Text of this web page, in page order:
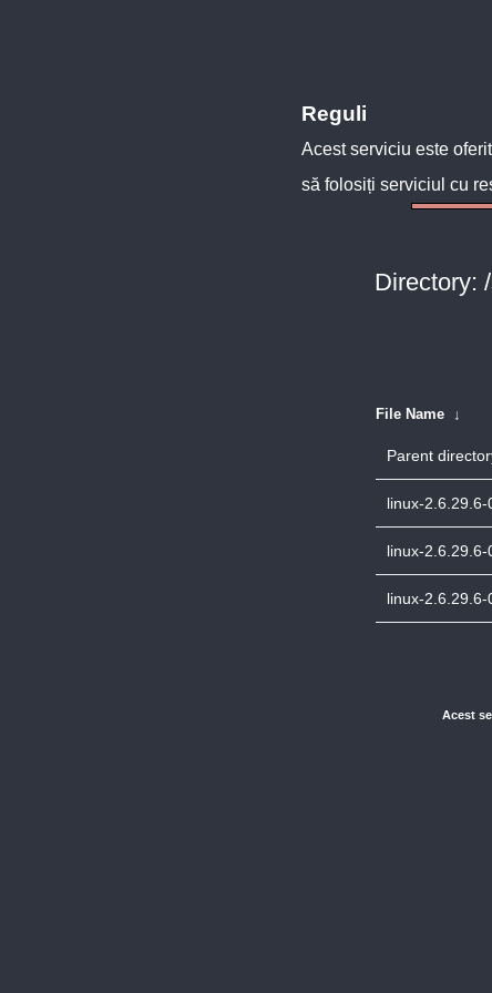
Reguli
Acest serviciu este
să folosiți serviciul cu
Directory:
File Name ↓
Parent
linux-
linux-
linux-
Acest